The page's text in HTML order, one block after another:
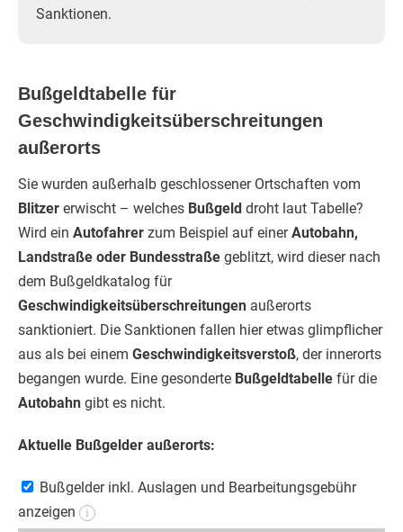
Sanktionen.
Bußgeldtabelle für
Geschwindigkeitsüberschreitungen
außerorts
Sie wurden außerhalb geschlossener Ortschaften vom
Blitzer erwischt – welches Bußgeld droht laut Tabelle?
Wird ein Autofahrer zum Beispiel auf einerAutobahn,
Landstraße oder Bundesstraße geblitzt, wird dieser nach
dem Bußgeldkatalog für
Geschwindigkeitsüberschreitungen außerorts
sanktioniert. Die Sanktionen fallen hier etwas glimpflicher
aus als bei einem Geschwindigkeitsverstoß, der innerorts
begangen wurde. Eine gesonderte Bußgeldtabelle für die
Autobahn gibt es nicht.
Aktuelle Bußgelder außerorts:
Bußgelder inkl. Auslagen und Bearbeitungsgebühr
anzeigen
i